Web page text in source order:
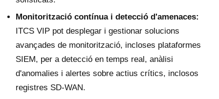
Monitorització contínua i detecció d'amenaces:
ITCS VIP pot desplegar i gestionar solucions
avançades de monitorització, incloses plataformes
SIEM, per a detecció en temps real, anàlisi
d'anomalies i alertes sobre actius crítics, inclosos
registres SD-WAN.